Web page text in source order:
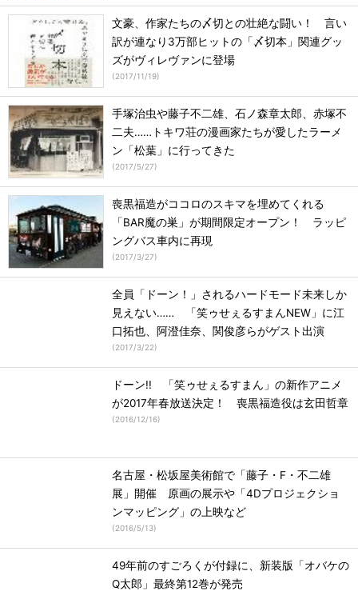
文豪、作家たちの〆切との壮絶な闘い！ 言い
訳が連なり3万部ヒットの「〆切本」関連グッ
ズがヴィレヴァンに登場
(2017/11/19)
手塚治虫や藤子不二雄、石ノ森章太郎、赤塚不
二夫……トキワ荘の漫画家たちが愛したラーメ
ン「松葉」に行ってきた
(2017/5/27)
喪黒福造がココロのスキマを埋めてくれる
「BAR魔の巣」が期間限定オープン！ ラッピ
ングバス車内に再現
(2017/3/27)
全員「ドーン！」されるハードモード未来しか
見えない…… 「笑ゥせぇるすまんNEW」に江
口拓也、阿澄佳奈、関俊彦らがゲスト出演
(2017/3/22)
ドーン!! 「笑ゥせぇるすまん」の新作アニメ
が2017年春放送決定！ 喪黒福造役は玄田哲章
(2016/12/16)
名古屋・松坂屋美術館で「藤子・F・不二雄
展」開催 原画の展示や「4Dプロジェクショ
ンマッピング」の上映など
(2016/5/13)
49年前のすごろくが付録に、新装版「オバケの
Q太郎」最終第12巻が発売